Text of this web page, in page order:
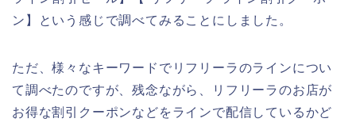
ン】という感じで調べてみることにしました。
ただ、様々なキーワードでリフリーラのラインについ
て調べたのですが、残念ながら、リフリーラのお店が
お得な割引クーポンなどをラインで配信しているかど